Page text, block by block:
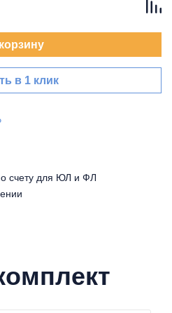
в 1 клик
счету для ЮЛ и ФЛ